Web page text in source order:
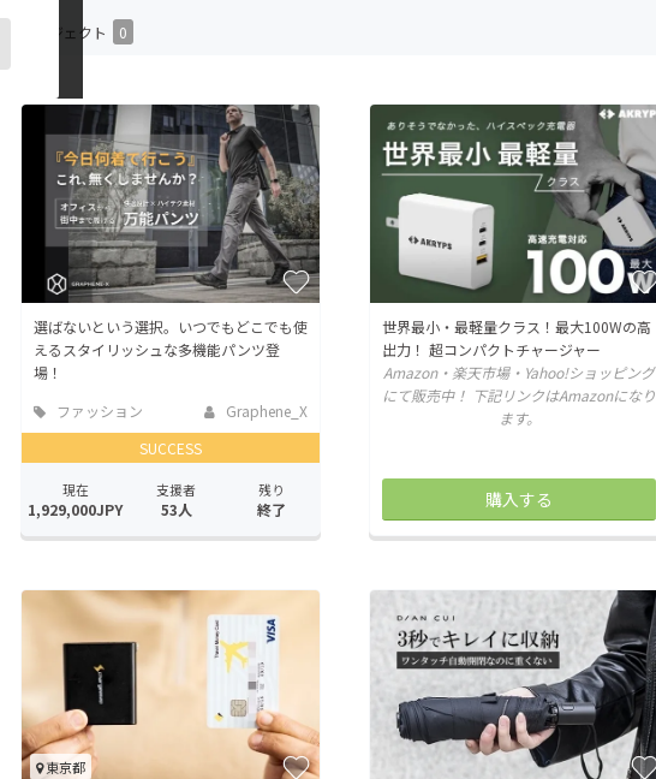
チャレンジ
CAMPFIRE for Social Good
CAMPFIRE Creation
CAMPFIREふるさと納税
machi-ya コミュニティ
プロジェクト 0
選ばないという選択。いつでもどこでも使
えるスタイリッシュな多機能パンツ登
場！
ファッション
Graphene_X
SUCCESS
現在
1,929,000JPY
支援者
53人
残り
終了
世界最小・最軽量クラス！最大100Wの高
出力！ 超コンパクトチャージャー
Amazon・楽天市場・Yahoo!ショッピング
にて販売中！ 下記リンクはAmazonになり
ます。
購入する
東京都